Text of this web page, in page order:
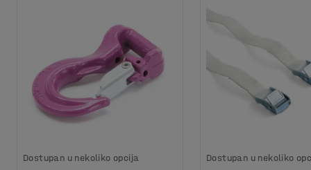
Dostupan u nekoliko opcija Dostupan u nekoliko